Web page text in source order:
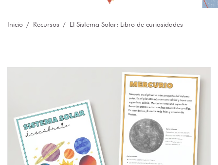
Inicio Recursos El Sistema Solar: Libro de curiosidades